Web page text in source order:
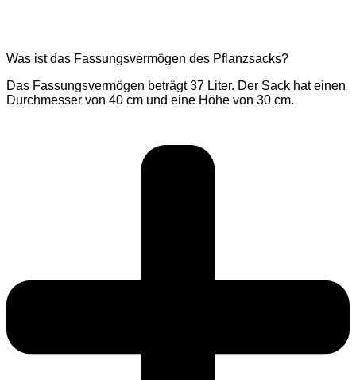
Was ist das Fassungsvermögen des Pflanzsacks?
Das Fassungsvermögen beträgt 37 Liter. Der Sack hat einen
Durchmesser von 40 cm und eine Höhe von 30 cm.